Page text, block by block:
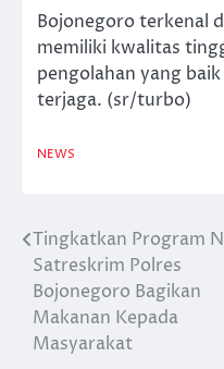
Bojonegoro terkenal
memiliki kwalitas
pengolahan yang
terjaga. (sr/turbo)
NEWS
Navigasi
pos
Tingkatkan Program
Satreskrim Polres
Bojonegoro Bagikan
Makanan Kepada
Masyarakat